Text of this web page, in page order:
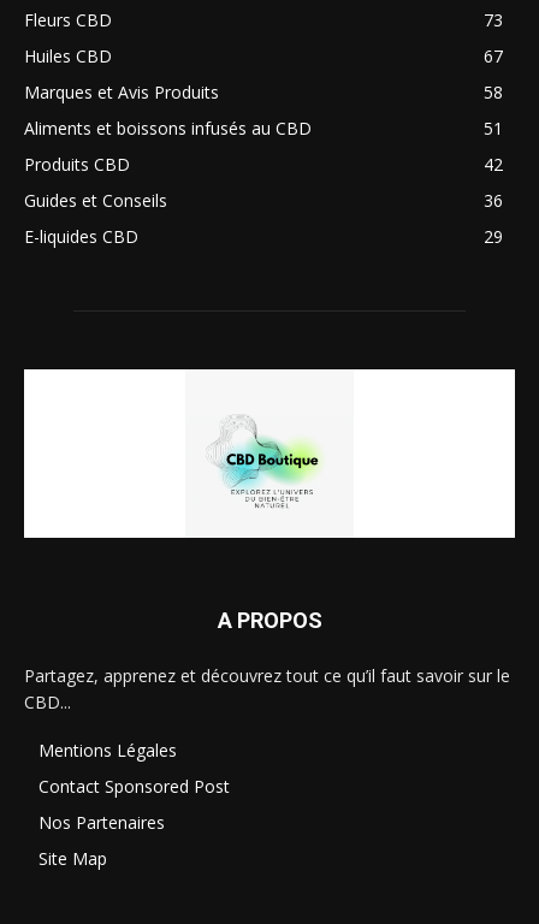
Fleurs CBD
73
Huiles CBD
67
Marques et Avis Produits
58
Aliments et boissons infusés au CBD
51
Produits CBD
42
Guides et Conseils
36
E-liquides CBD
29
A PROPOS
Partagez, apprenez et découvrez tout ce qu’il faut savoir sur le
CBD...
Mentions Légales
Contact Sponsored Post
Nos Partenaires
Site Map